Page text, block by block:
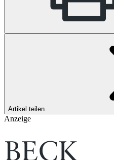
Artikel teilen
Anzeige